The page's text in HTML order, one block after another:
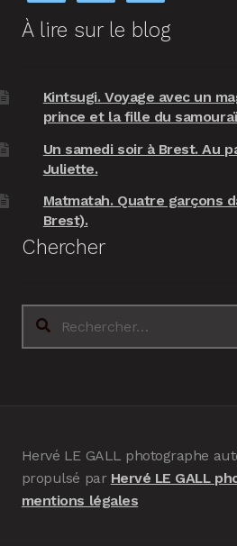
À lire sur le blog
Kintsugi. Voyage avec un
prince et la fille du
Un samedi soir à Brest. Au
Juliette.
Matmatah. Quatre garçons
Brest).
Chercher
Rechercher :
Hervé LE GALL photographe
propulsé par Hervé LE GALL
mentions légales